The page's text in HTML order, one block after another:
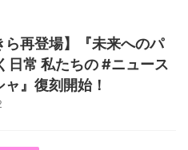
ら再登場】『未来へのパ
日常 私たちの #ニュース
』復刻開始！